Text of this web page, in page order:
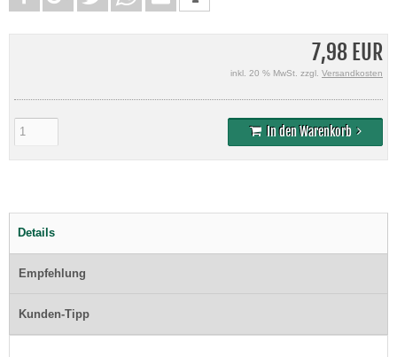
7,98 EUR
inkl. 20 % MwSt. zzgl. Versandkosten
In den Warenkorb
Details
Empfehlung
Kunden-Tipp